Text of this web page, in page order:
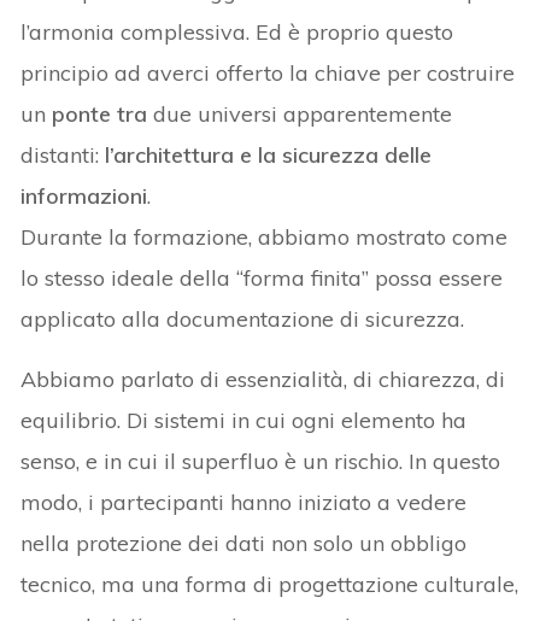
l’armonia complessiva. Ed è proprio questo
principio ad averci offerto la chiave per costruire
un ponte tra due universi apparentemente
distanti: l’architettura e la sicurezza delle
informazioni.
Durante la formazione, abbiamo mostrato come
lo stesso ideale della “forma finita” possa essere
applicato alla documentazione di sicurezza.
Abbiamo parlato di essenzialità, di chiarezza, di
equilibrio. Di sistemi in cui ogni elemento ha
senso, e in cui il superfluo è un rischio. In questo
modo, i partecipanti hanno iniziato a vedere
nella protezione dei dati non solo un obbligo
tecnico, ma una forma di progettazione culturale,